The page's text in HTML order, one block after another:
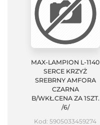
MAX-LAMPION L-1140
SERCE KRZYŻ
SREBRNY AMFORA
CZARNA
B/WKŁ.CENA ZA 1SZT.
/6/
Kod: 5905033459274